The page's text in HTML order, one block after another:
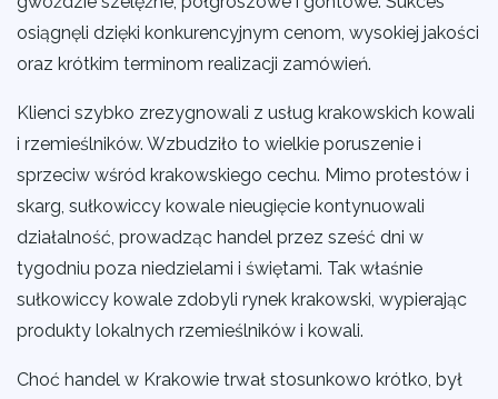
osiągnęli dzięki konkurencyjnym cenom, wysokiej jakości
oraz krótkim terminom realizacji zamówień.
Klienci szybko zrezygnowali z usług krakowskich kowali
i rzemieślników. Wzbudziło to wielkie poruszenie i
sprzeciw wśród krakowskiego cechu. Mimo protestów i
skarg, sułkowiccy kowale nieugięcie kontynuowali
działalność, prowadząc handel przez sześć dni w
tygodniu poza niedzielami i świętami. Tak właśnie
sułkowiccy kowale zdobyli rynek krakowski, wypierając
produkty lokalnych rzemieślników i kowali.
Choć handel w Krakowie trwał stosunkowo krótko, był